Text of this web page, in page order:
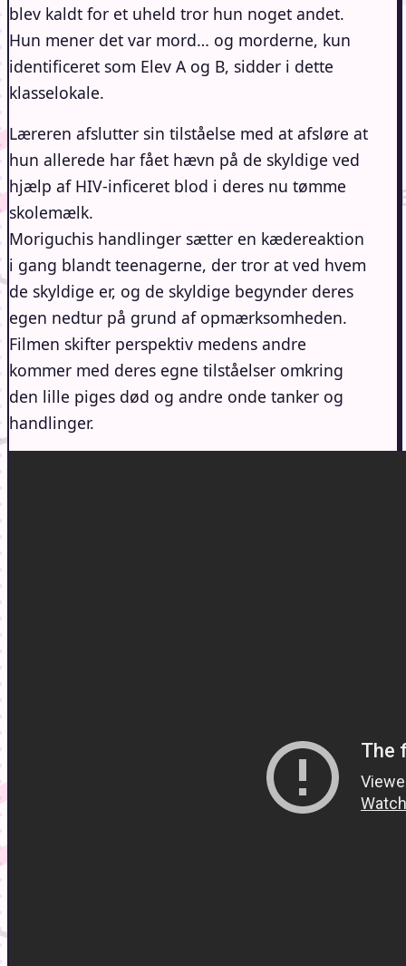
blev kaldt for et uheld tror hun noget andet.
Hun mener det var mord… og morderne, kun
identificeret som Elev A og B, sidder i dette
klasselokale.
Læreren afslutter sin tilståelse med at afsløre at
hun allerede har fået hævn på de skyldige ved
hjælp af HIV-inficeret blod i deres nu tømme
skolemælk.
Moriguchis handlinger sætter en kædereaktion
i gang blandt teenagerne, der tror at ved hvem
de skyldige er, og de skyldige begynder deres
egen nedtur på grund af opmærksomheden.
Filmen skifter perspektiv medens andre
kommer med deres egne tilståelser omkring
den lille piges død og andre onde tanker og
handlinger.